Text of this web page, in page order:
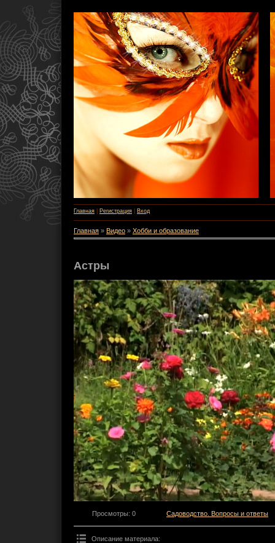
Главная Регистрация Вход
Главная » Видео » Хобби и образование
Астры
Просмотры: 0 Садоводство. Вопросы и ответы
Описание материала: